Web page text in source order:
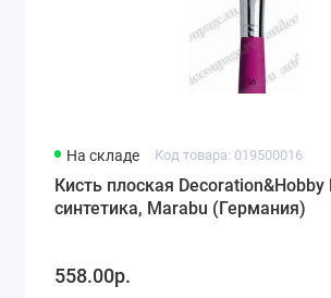
На складе Код товара: 019500016
Кисть плоская
синтетика, Marabu (Германия)
558.00р.